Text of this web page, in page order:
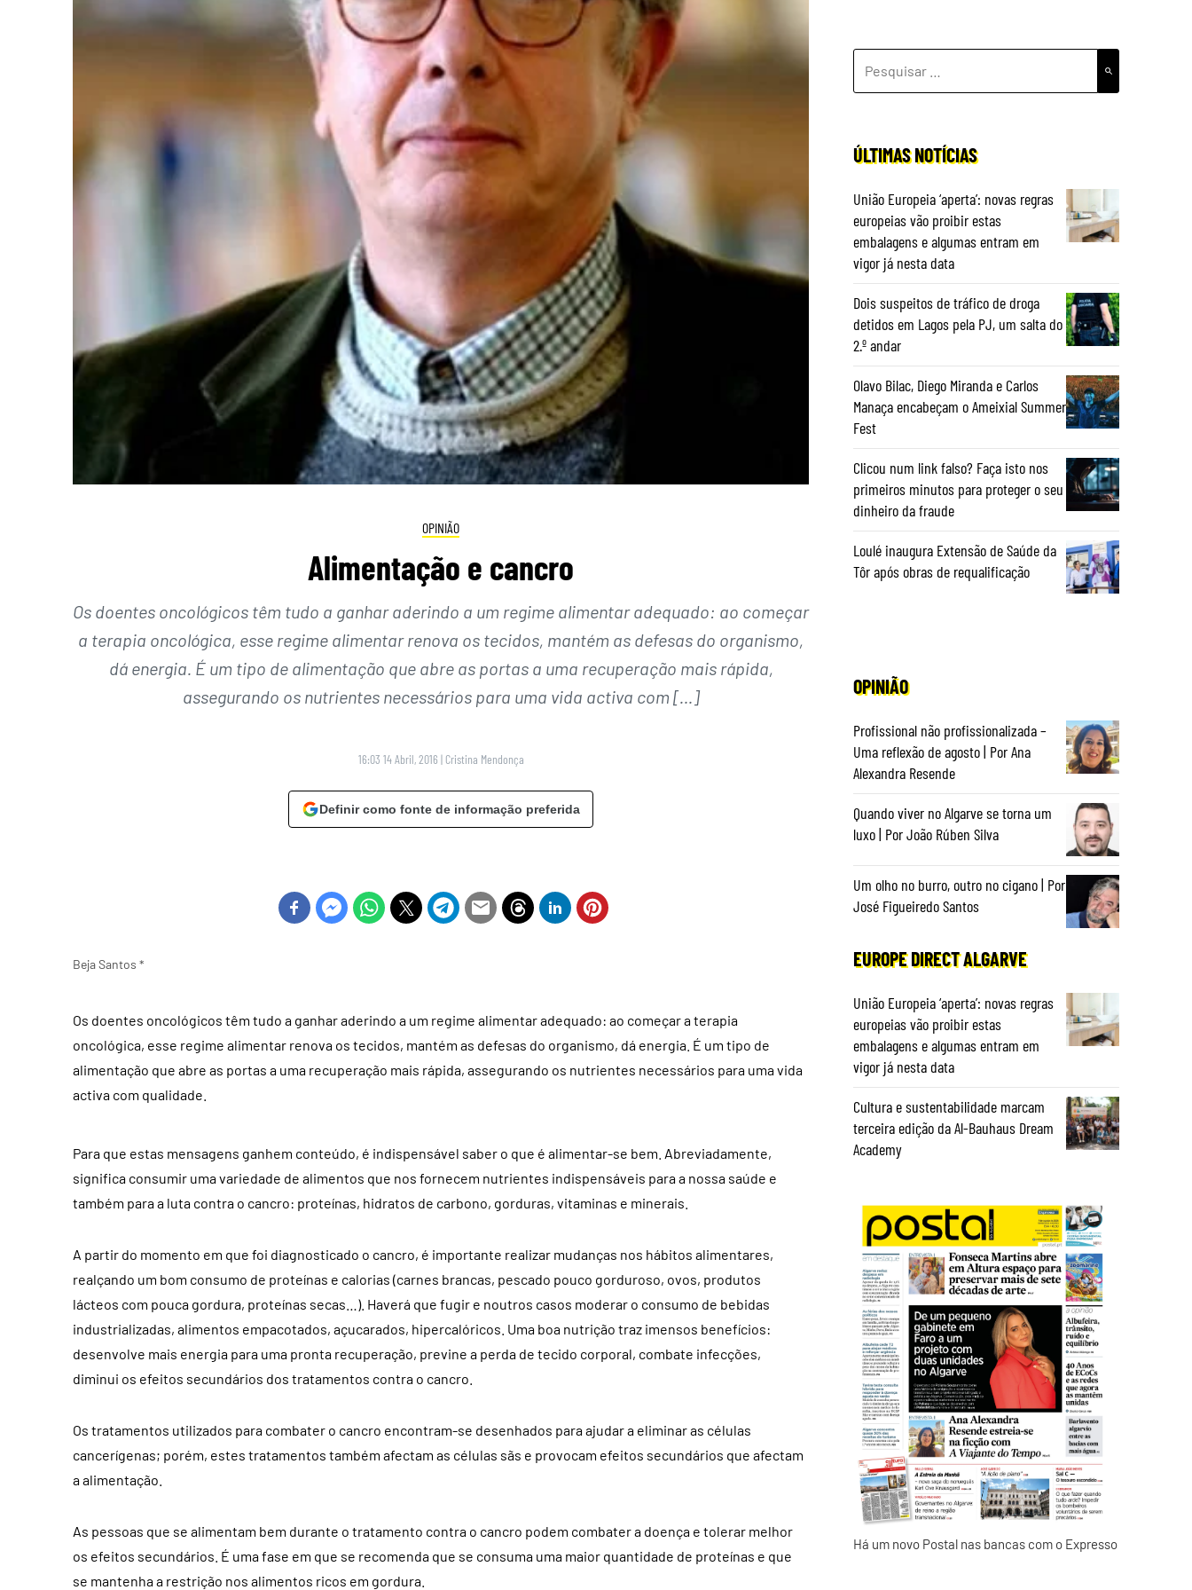
OPINIÃO
Alimentação e cancro
Os doentes oncológicos têm tudo a ganhar aderindo a um regime alimentar adequado: ao começar
a terapia oncológica, esse regime alimentar renova os tecidos, mantém as defesas do organismo,
dá energia. É um tipo de alimentação que abre as portas a uma recuperação mais rápida,
assegurando os nutrientes necessários para uma vida activa com […]
16:03 14 Abril, 2016 | Cristina Mendonça
Definir como fonte de informação preferida
Beja Santos *
Os doentes oncológicos têm tudo a ganhar aderindo a um regime alimentar adequado: ao começar a terapia
oncológica, esse regime alimentar renova os tecidos, mantém as defesas do organismo, dá energia. É um tipo de
alimentação que abre as portas a uma recuperação mais rápida, assegurando os nutrientes necessários para uma vida
activa com qualidade.
Para que estas mensagens ganhem conteúdo, é indispensável saber o que é alimentar-se bem. Abreviadamente,
significa consumir uma variedade de alimentos que nos fornecem nutrientes indispensáveis para a nossa saúde e
também para a luta contra o cancro: proteínas, hidratos de carbono, gorduras, vitaminas e minerais.
A partir do momento em que foi diagnosticado o cancro, é importante realizar mudanças nos hábitos alimentares,
realçando um bom consumo de proteínas e calorias (carnes brancas, pescado pouco gorduroso, ovos, produtos
lácteos com pouca gordura, proteínas secas…). Haverá que fugir e noutros casos moderar o consumo de bebidas
industrializadas, alimentos empacotados, açucarados, hipercalóricos. Uma boa nutrição traz imensos benefícios:
desenvolve mais energia para uma pronta recuperação, previne a perda de tecido corporal, combate infecções,
diminui os efeitos secundários dos tratamentos contra o cancro.
Os tratamentos utilizados para combater o cancro encontram-se desenhados para ajudar a eliminar as células
cancerígenas; porém, estes tratamentos também afectam as células sãs e provocam efeitos secundários que afectam
a alimentação.
As pessoas que se alimentam bem durante o tratamento contra o cancro podem combater a doença e tolerar melhor
os efeitos secundários. É uma fase em que se recomenda que se consuma uma maior quantidade de proteínas e que
se mantenha a restrição nos alimentos ricos em gordura.
POR:
ÚLTIMAS NOTÍCIAS
União Europeia ‘aperta’: novas regras
europeias vão proibir estas
embalagens e algumas entram em
vigor já nesta data
Dois suspeitos de tráfico de droga
detidos em Lagos pela PJ, um salta do
2.º andar
Olavo Bilac, Diego Miranda e Carlos
Manaça encabeçam o Ameixial Summer
Fest
Clicou num link falso? Faça isto nos
primeiros minutos para proteger o seu
dinheiro da fraude
Loulé inaugura Extensão de Saúde da
Tôr após obras de requalificação
OPINIÃO
Profissional não profissionalizada –
Uma reflexão de agosto | Por Ana
Alexandra Resende
Quando viver no Algarve se torna um
luxo | Por João Rúben Silva
Um olho no burro, outro no cigano | Por
José Figueiredo Santos
EUROPE DIRECT ALGARVE
União Europeia ‘aperta’: novas regras
europeias vão proibir estas
embalagens e algumas entram em
vigor já nesta data
Cultura e sustentabilidade marcam
terceira edição da Al-Bauhaus Dream
Academy
Há um novo Postal nas bancas com o Expresso